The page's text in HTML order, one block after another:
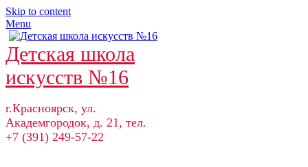
Skip to content
Menu
Детская школа
искусств №16
г.Красноярск, ул.
Академгородок, д. 21, тел.
+7 (391) 249-57-22